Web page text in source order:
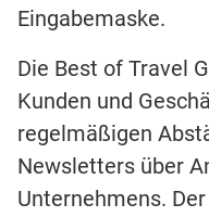
Eingabemaske.
Die Best of Travel
Kunden und
regelmäßigen
Newsletters über
Unternehmens.